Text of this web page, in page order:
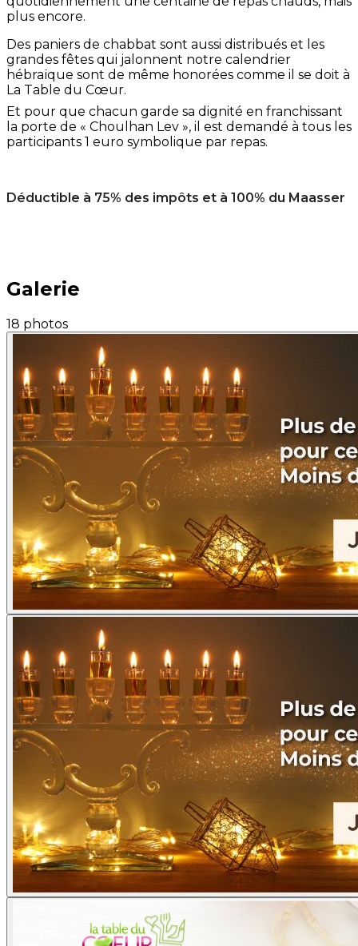
plus encore.
Des paniers de chabbat sont aussi distribués et les
grandes fêtes qui jalonnent notre calendrier
hébraïque sont de même honorées comme il se doit à
La Table du Cœur.
Et pour que chacun garde sa dignité en franchissant
la porte de « Choulhan Lev », il est demandé à tous les
participants 1 euro symbolique par repas.
Déductible à 75% des impôts et à 100% du Maasser
Galerie
18 photos